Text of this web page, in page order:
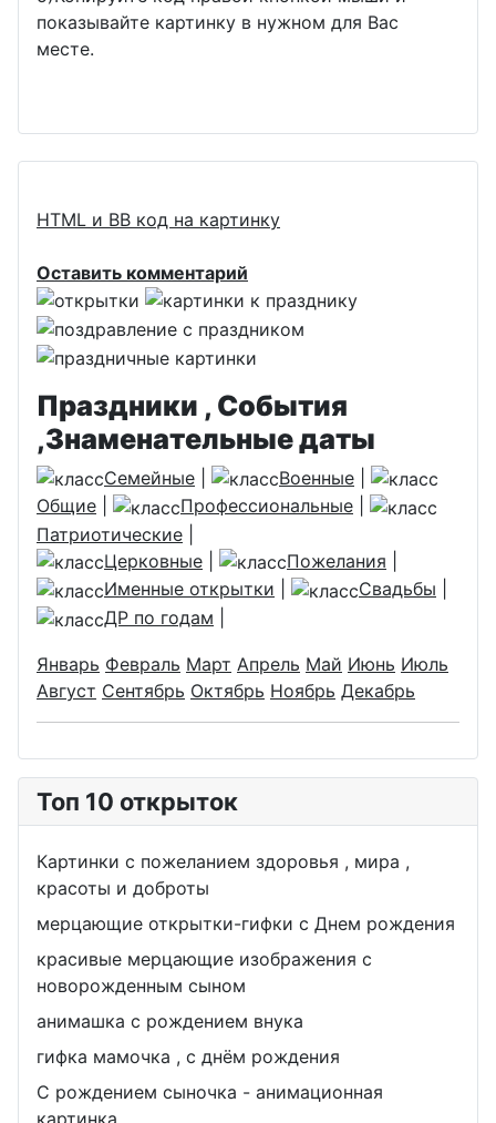
показывайте картинку в нужном для Вас
месте.
HTML и BB код на картинку
Оставить комментарий
Праздники , События
,Знаменательные даты
Семейные Военные
Общие
Профессиональные
Патриотические
Церковные
Пожелания
Именные открытки
Свадьбы
ДР по годам
Январь Февраль Март Апрель Май Июнь Июль
Август Сентябрь Октябрь Ноябрь Декабрь
Топ 10 открыток
Картинки с пожеланием здоровья , мира ,
красоты и доброты
мерцающие открытки-гифки с Днем рождения
красивые мерцающие изображения с
новорожденным сыном
анимашка с рождением внука
гифка мамочка , с днём рождения
С рождением сыночка - анимационная
картинка